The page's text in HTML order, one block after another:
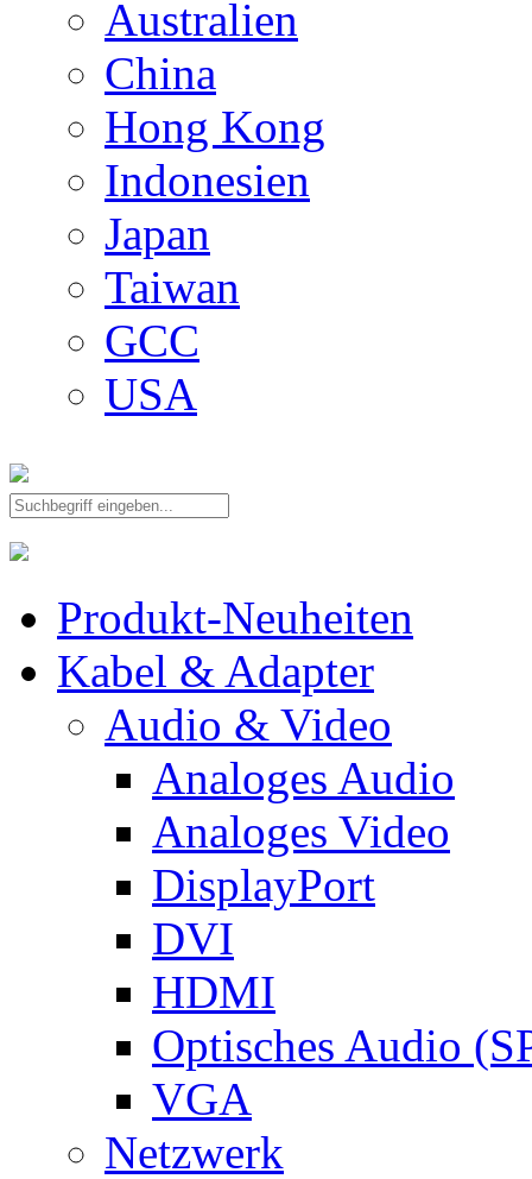
Australien
China
Hong Kong
Indonesien
Japan
Taiwan
GCC
USA
Produkt-Neuheiten
Kabel & Adapter
Audio & Video
Analoges Audio
Analoges Video
DisplayPort
DVI
HDMI
Optisches Audio
VGA
Netzwerk